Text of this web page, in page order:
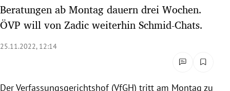
Untermenü
Untermenü
Beratungen ab Montag dauern drei Wochen.
ÖVP will von Zadic weiterhin Schmid-Chats.
25.11.2022, 12:14
Der Verfassungsgerichtshof (VfGH) tritt am Montag zu